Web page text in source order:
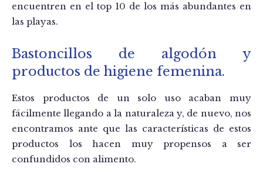
encuentren en el top 10 de los más abundantes en
las playas.
Bastoncillos de algodón y
productos de higiene femenina.
Estos productos de un solo uso acaban muy
fácilmente llegando a la naturaleza y, de nuevo, nos
encontramos ante que las características de estos
productos los hacen muy propensos a ser
confundidos con alimento.